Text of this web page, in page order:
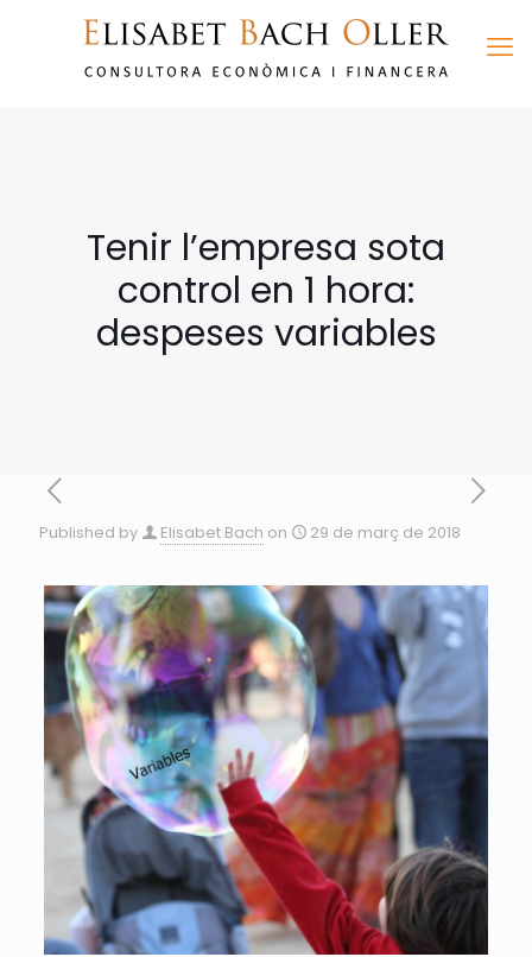
Tenir l’empresa sota
control en 1 hora:
despeses variables
Published by Elisabet Bach on 29 de març de 2018